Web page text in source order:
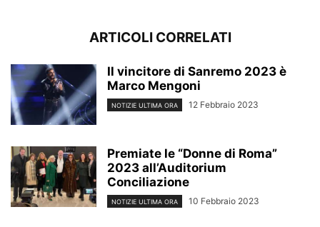
ARTICOLI CORRELATI
Il vincitore di Sanremo 2023 è
Marco Mengoni
NOTIZIE ULTIMA ORA 12 Febbraio 2023
Premiate le “Donne di Roma”
2023 all’Auditorium
Conciliazione
NOTIZIE ULTIMA ORA 10 Febbraio 2023